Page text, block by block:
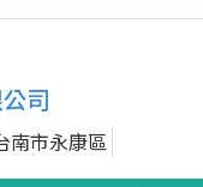
司
南市永康區